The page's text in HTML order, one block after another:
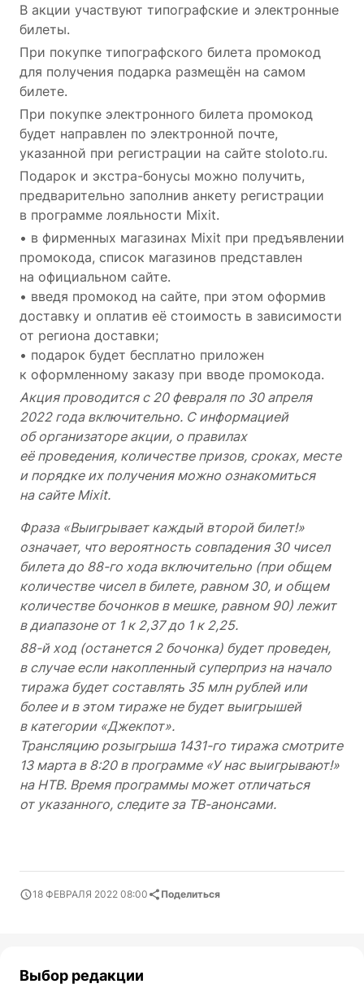
В акции участвуют типографские и электронные
билеты.
При покупке типографского билета промокод
для получения подарка размещён на самом
билете.
При покупке электронного билета промокод
будет направлен по электронной почте,
указанной при регистрации на сайте stoloto.ru.
Подарок и экстра-бонусы можно получить,
предварительно заполнив анкету регистрации
в программе лояльности Mixit.
• в фирменных магазинах Mixit при предъявлении
промокода, список магазинов представлен
на официальном сайте.
• введя промокод на сайте, при этом оформив
доставку и оплатив её стоимость в зависимости
от региона доставки;
• подарок будет бесплатно приложен
к оформленному заказу при вводе промокода.
Акция проводится с 20 февраля по 30 апреля
2022 года включительно. С информацией
об организаторе акции, о правилах
её проведения, количестве призов, сроках, месте
и порядке их получения можно ознакомиться
на сайте Mixit.
Фраза «Выигрывает каждый второй билет!»
означает, что вероятность совпадения 30 чисел
билета до 88-го хода включительно (при общем
количестве чисел в билете, равном 30, и общем
количестве бочонков в мешке, равном 90) лежит
в диапазоне от 1 к 2,37 до 1 к 2,25.
88-й ход (останется 2 бочонка) будет проведен,
в случае если накопленный суперприз на начало
тиража будет составлять 35 млн рублей или
более и в этом тираже не будет выигрышей
в категории «Джекпот».
Трансляцию розыгрыша 1431-го тиража смотрите
13 марта в 8:20 в программе «У нас выигрывают!»
на НТВ. Время программы может отличаться
от указанного, следите за ТВ-анонсами.
18 ФЕВРАЛЯ 2022 08:00 Поделиться
Выбор редакции